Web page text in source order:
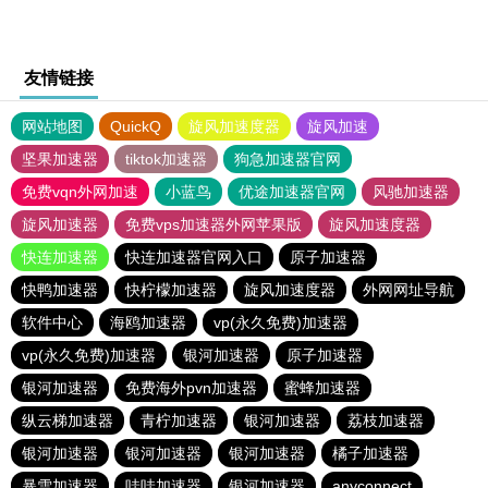
友情链接
网站地图 QuickQ 旋风加速度器
旋风加速
坚果加速器
tiktok加速器
狗急加速器官网
免费vqn外网加速
小蓝鸟 优途加速器官网
风驰加速器
旋风加速器
免费vps加速器外网苹果版
旋风加速度器
快连加速器
快连加速器官网入口
原子加速器
快鸭加速器
快柠檬加速器 旋风加速度器
外网网址导航
软件中心
海鸥加速器
vp(永久免费)加速器
vp(永久免费)加速器
银河加速器
原子加速器
银河加速器
免费海外pvn加速器
蜜蜂加速器
纵云梯加速器
青柠加速器 银河加速器
荔枝加速器
银河加速器
银河加速器 银河加速器
橘子加速器